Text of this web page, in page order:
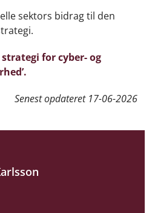
sektors bidrag til den
for cyber- og
Senest opdateret 17-06-2026